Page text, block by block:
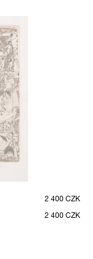
2 400 CZK
2 400 CZK